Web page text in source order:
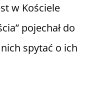
w Kościele
pojechał do
spytać o ich